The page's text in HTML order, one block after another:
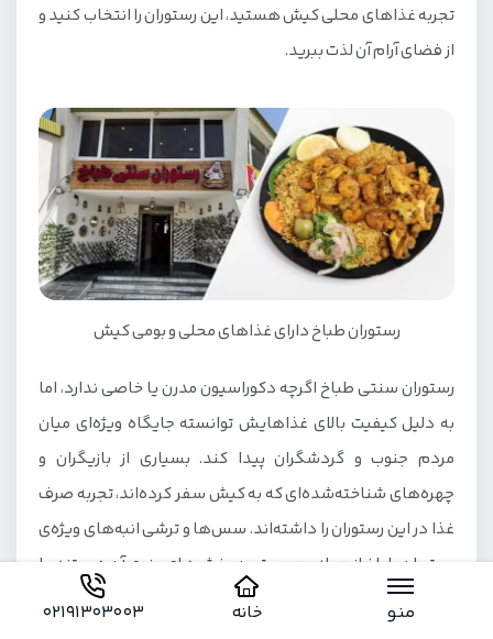
منو خانه 02191303003
تجربه غذاهای محلی کیش هستید، این رستوران را انتخاب کنید و
از فضای آرام آن لذت ببرید.
رستوران طباخ دارای غذاهای محلی و بومی کیش
رستوران سنتی طباخ اگرچه دکوراسیون مدرن یا خاصی ندارد، اما
به دلیل کیفیت بالای غذاهایش توانسته جایگاه ویژه‌ای میان
مردم جنوب و گردشگران پیدا کند. بسیاری از بازیگران و
چهره‌های شناخته‌شده‌ای که به کیش سفر کرده‌اند، تجربه صرف
غذا در این رستوران را داشته‌اند. سس‌ها و ترشی انبه‌های ویژه‌ی
رستوران طباخ از جمله محبوب‌ترین بخش‌های منوی آن هستند. با
وجود قیمت‌های نسبتا مناسب، می‌توانید با خیالی آسوده و بدون